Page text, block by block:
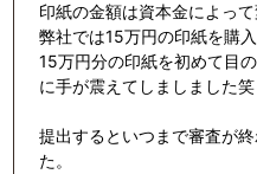
印紙の金額は資本金によって
弊社では15万円の印紙を購
15万円分の印紙を初めて目
に手が震えてしましました笑
提出するといつまで審査が
た。